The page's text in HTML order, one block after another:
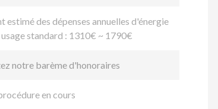
estimé des dépenses annuelles d'énergie
standard : 1310€ ~ 1790€
notre barème d'honoraires
en cours